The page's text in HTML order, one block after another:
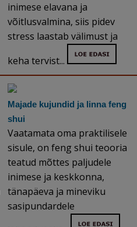
inimese elavana ja
võitlusvalmina, siis pidev
stress laastab välimust ja
keha tervist...
Majade kujundid ja linna feng
shui
Vaatamata oma praktilisele
sisule, on feng shui teooria
teatud mõttes paljudele
inimese ja keskkonna,
tänapäeva ja mineviku
sasipundardele